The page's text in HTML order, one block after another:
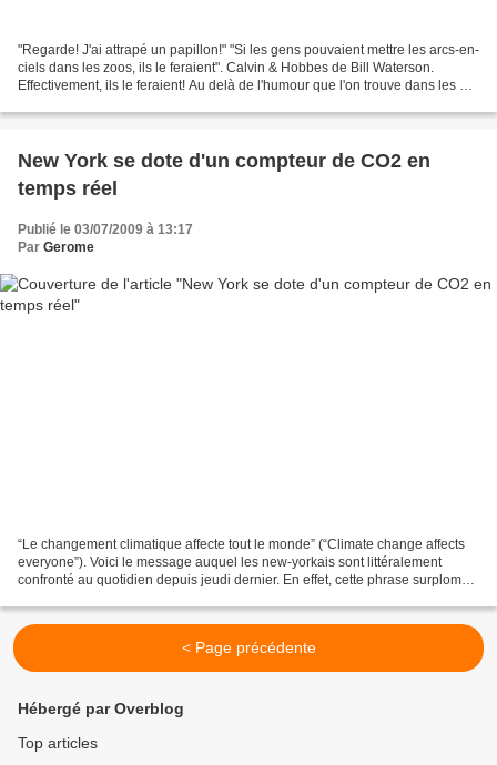
"Regarde! J'ai attrapé un papillon!" "Si les gens pouvaient mettre les arcs-en-
ciels dans les zoos, ils le feraient". Calvin & Hobbes de Bill Waterson.
Effectivement, ils le feraient! Au delà de l'humour que l'on trouve dans les BD
New York se dote d'un compteur de CO2 en
temps réel
Publié le 03/07/2009 à 13:17
Par Gerome
“Le changement climatique affecte tout le monde” (“Climate change affects
everyone”). Voici le message auquel les new-yorkais sont littéralement
confronté au quotidien depuis jeudi dernier. En effet, cette phrase surplombe
< Page précédente
Hébergé par Overblog
Top articles